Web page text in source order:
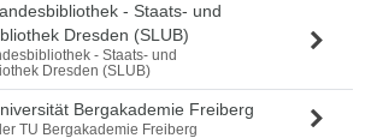
- Staats- und
Dresden (SLUB)
- Staats- und
Dresden (SLUB)
Bergakademie Freiberg
TU Bergakademie Freiberg